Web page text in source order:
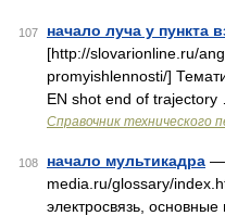
107 начало луча у пункта
[http://slovarionline.ru/
promyishlennosti/]
EN shot end of trajectory
Справочник технического
108 начало мультикадра —
media.ru/glossary/
электросвязь,